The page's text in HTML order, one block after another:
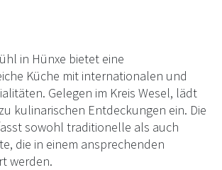
in Hünxe bietet eine
Küche mit internationalen und
Gelegen im Kreis Wesel, lädt
kulinarischen Entdeckungen ein. Die
sowohl traditionelle als auch
die in einem ansprechenden
werden.